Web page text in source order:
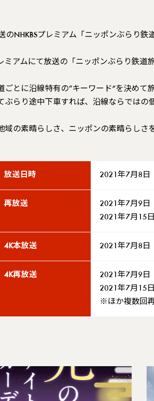
のNHKBSプレミアム「ニッポンぶらり
ミアムにて放送の「ニッポンぶらり鉄
ごとに沿線特有の“キーワード”を決めて
ぶらり途中下車すれば、沿線ならではの
域の素晴らしさ、ニッポンの素晴らしさ
放送日時 2021年7月8日
再放送
2021年7月9日
2021年7月15
4K本放送 2021年7月8日
4K再放送
2021年7月9日
2021年7月15
※ほか複数回